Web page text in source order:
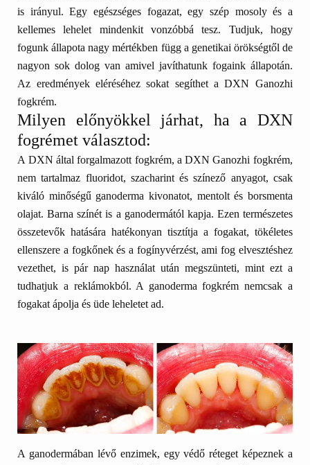
is irányul.Egy egészséges fogazat, egy szép mosoly és a
kellemes lehelet mindenkit vonzóbbá tesz. Tudjuk, hogy
fogunk állapota nagy mértékben függ a genetikai örökségtől de
nagyon sok dolog van amivel javíthatunk fogaink állapotán.
Az eredmények eléréséhez sokat segíthet aDXN Ganozhi
fogkrém.
Milyen előnyökkel járhat, ha a DXN
fogrémet választod:
A DXN által forgalmazott fogkrém, a DXN Ganozhi fogkrém,
nem tartalmaz fluoridot, szacharint és színező anyagot, csak
kiváló minőségű ganoderma kivonatot, mentolt és borsmenta
olajat. Barna színét is a ganodermától kapja. Ezen természetes
összetevők hatására hatékonyan tisztítja a fogakat, tökéletes
ellenszere a fogkőnek és a fogínyvérzést, ami fog elvesztéshez
vezethet, is pár nap használat után megszünteti, mint ezt a
tudhatjuk a reklámokból. A ganoderma fogkrém nemcsak a
fogakat ápolja és üde leheletet ad.
A ganodermában lévő enzimek, egy védő réteget képeznek a